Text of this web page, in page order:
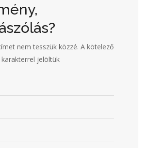
nem tesszük közzé. A kötelező
karakterrel jelöltük